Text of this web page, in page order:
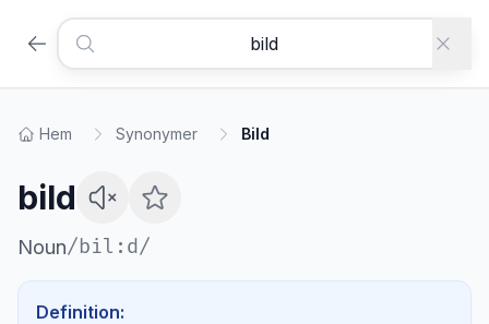
Hem Synonymer Bild
bild
Noun/bil:d/
Definition: